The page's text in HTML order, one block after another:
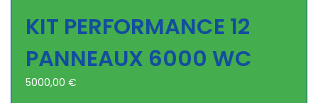
KIT PERFORMANCE 12
PANNEAUX 6000 WC
5000,00 €